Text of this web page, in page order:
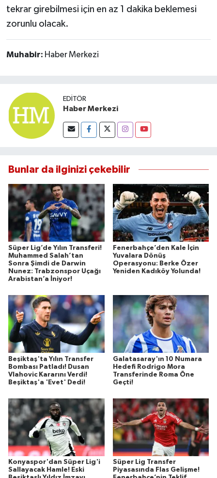
tekrar girebilmesi için en az 1 dakika beklemesi
zorunlu olacak.
Muhabir: Haber Merkezi
EDITÖR
Haber Merkezi
Bunlar da ilginizi çekebilir
Süper Lig’de Yılın Transferi!
Muhammed Salah’tan
Sonra Şimdi de Darwin
Nunez: Trabzonspor Uçağı
Arabistan’a İniyor!
Fenerbahçe’den Kale İçin
Yuvalara Dönüş
Operasyonu: Berke Özer
Yeniden Kadıköy Yolunda!
Beşiktaş'ta Yılın Transfer
Bombası Patladı! Dusan
Vlahovic Kararını Verdi!
Beşiktaş'a 'Evet' Dedi!
Galatasaray'ın 10 Numara
Hedefi Rodrigo Mora
Transferinde Roma Öne
Geçti!
Konyaspor'dan Süper Lig'i
Sallayacak Hamle! Eski
Süper Lig Transfer
Piyasasında Flas Gelişme!